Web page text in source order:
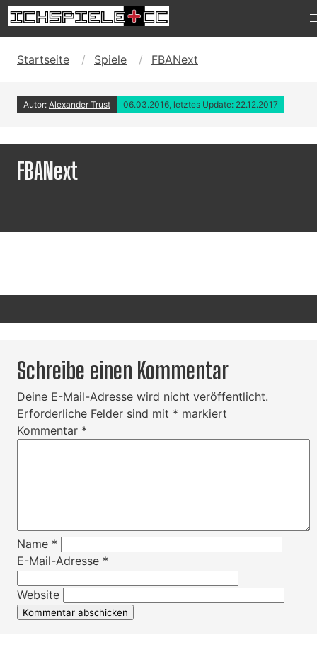
Startseite Spiele FBANext
Autor: Alexander Trust 06.03.2016, letztes Update: 22.12.2017
FBANext
Schreibe einen Kommentar
Deine E-Mail-Adresse wird nicht veröffentlicht.
Erforderliche Felder sind mit * markiert
Kommentar *
Name *
E-Mail-Adresse *
Website